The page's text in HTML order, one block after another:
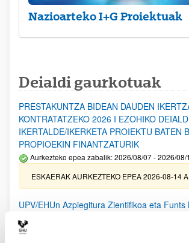
Nazioarteko I+G Proiektuak
Deialdi gaurkotuak
PRESTAKUNTZA BIDEAN DAUDEN
KONTRATATZEKO 2026 I EZOHIKO
IKERTALDE/IKERKETA PROIEKTU BATEN
PROPIOEKIN FINANTZATURIK
Aurkezteko epea zabalik: 2026/08/07 - 2026/08/
ESKAERAK AURKEZTEKO EPEA 2026-08-14
UPV/EHUn Azpiegitura Zientifikoa eta Funts